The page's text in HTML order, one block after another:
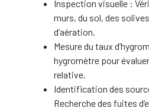
Inspection visuelle :
murs, du sol, des
d’aération.
Mesure du taux
hygromètre pour
relative.
Identification des
Recherche des fuites